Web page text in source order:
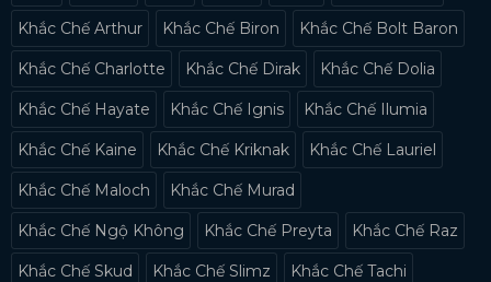
Khắc Chế Arthur Khắc Chế Biron Khắc Chế Bolt Baron
Khắc Chế Charlotte Khắc Chế Dirak Khắc Chế Dolia
Khắc Chế Hayate Khắc Chế Ignis Khắc Chế Ilumia
Khắc Chế Kaine Khắc Chế Kriknak Khắc Chế Lauriel
Khắc Chế Maloch Khắc Chế Murad
Khắc Chế Ngộ Không Khắc Chế Preyta Khắc Chế Raz
Khắc Chế Skud Khắc Chế Slimz Khắc Chế Tachi